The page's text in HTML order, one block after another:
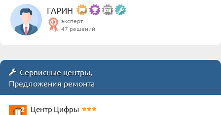
ГАРИН
эксперт
47 решений
Сервисные центры,
Предложения ремонта
Центр Цифры